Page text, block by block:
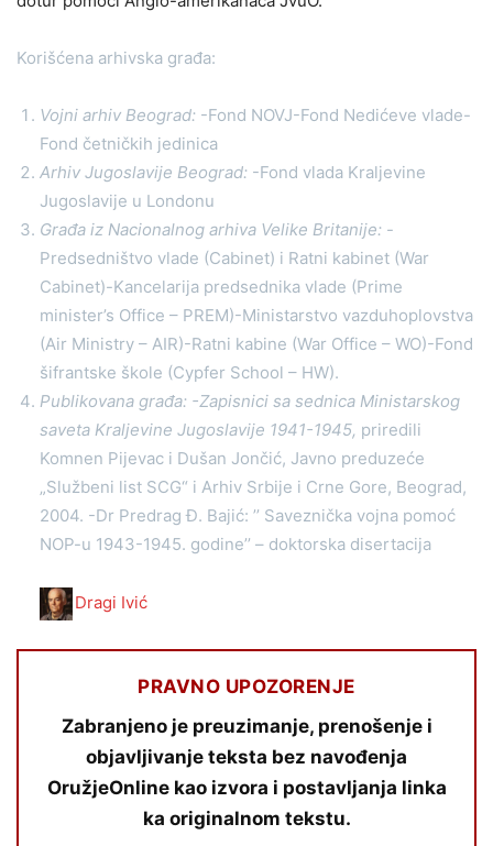
Korišćena arhivska građa:
Vojni arhiv Beograd: -Fond NOVJ-Fond Nedićeve vlade-
Fond četničkih jedinica
Arhiv Jugoslavije Beograd: -Fond vlada Kraljevine
Jugoslavije u Londonu
Građa iz Nacionalnog arhiva Velike Britanije: -
Predsedništvo vlade (Cabinet) i Ratni kabinet (War
Cabinet)-Kancelarija predsednika vlade (Prime
minister’s Office – PREM)-Ministarstvo vazduhoplovstva
(Air Ministry – AIR)-Ratni kabine (War Office – WO)-Fond
šifrantske škole (Cypfer School – HW).
Publikovana građa: -Zapisnici sa sednica Ministarskog
saveta Kraljevine Jugoslavije 1941-1945, priredili
Komnen Pijevac i Dušan Jončić, Javno preduzeće
„Službeni list SCG“ i Arhiv Srbije i Crne Gore, Beograd,
2004. -Dr Predrag Đ. Bajić: ’’ Saveznička vojna pomoć
NOP-u 1943-1945. godine’’ – doktorska disertacija
Dragi Ivić
PRAVNO UPOZORENJE
Zabranjeno je preuzimanje, prenošenje i
objavljivanje teksta bez navođenja
OružjeOnline kao izvora i postavljanja linka
ka originalnom tekstu.